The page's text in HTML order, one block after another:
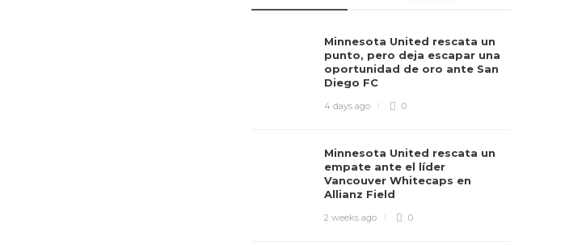
Minnesota United rescata un
punto, pero deja escapar una
oportunidad de oro ante San
Diego FC
4 days ago 0
Minnesota United rescata un
empate ante el líder
Vancouver Whitecaps en
Allianz Field
2 weeks ago 0